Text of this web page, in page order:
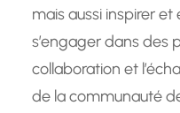
mais aussi inspirer et
s’engager dans des
collaboration et
de la communauté